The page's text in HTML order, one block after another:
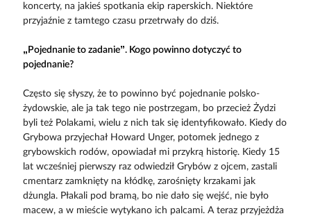
koncerty, na jakieś spotkania ekip raperskich. Niektóre
przyjaźnie z tamtego czasu przetrwały do dziś.
„Pojednanie to zadanie”. Kogo powinno dotyczyć to
pojednanie?
Często się słyszy, że to powinno być pojednanie polsko-
żydowskie, ale ja tak tego nie postrzegam, bo przecież Żydzi
byli też Polakami, wielu z nich tak się identyfikowało. Kiedy do
Grybowa przyjechał Howard Unger, potomek jednego z
grybowskich rodów, opowiadał mi przykrą historię. Kiedy 15
lat wcześniej pierwszy raz odwiedził Grybów z ojcem, zastali
cmentarz zamknięty na kłódkę, zarośnięty krzakami jak
dżungla. Płakali pod bramą, bo nie dało się wejść, nie było
macew, a w mieście wytykano ich palcami. A teraz przyjeżdża